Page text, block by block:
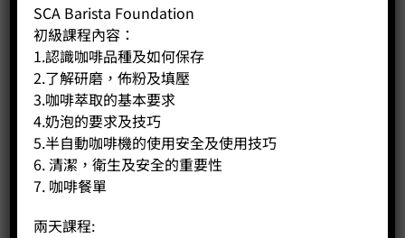
一鍵式鎖定/打開：無螺紋設計在呼吸中提供了革命性的鎖定/打
開解決方案。
智能鎖：材料，結構和氣壓的完美結合，確保水瓶無論在冷，
熱，鹼性或酸性條件下都能安全地將液體鎖定在內部。
耐熱套：RINBO隨附由優質毛氈製成的套，可為熱飲提供額外
的保護。
零死角：得益於張開的嘴巴，它非常容易清潔。
優質材料：優質的高硼矽玻璃因其卓越的熱穩定性，化學穩定
SCA Barista Foundation
初級課程內容：
1.認識咖啡品種及如何保存
2.了解研磨，佈粉及填壓
3.咖啡萃取的基本要求
4.奶泡的要求及技巧
5.半自動咖啡機的使用安全及使用技巧
6. 清潔，衛生及安全的重要性
7. 咖啡餐單
兩天課程: